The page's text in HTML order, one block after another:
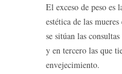
El exceso de peso es
estética de las
se sitúan las
y en tercero las que
envejecimiento.